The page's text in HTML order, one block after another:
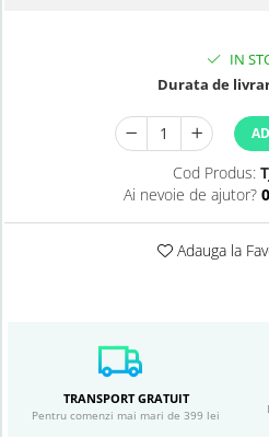
IN
Durata de
Cod Produs:
Ai nevoie de ajutor?
Adauga la
TRANSPORT GRATUIT
Pentru comenzi mai mari de 399 lei